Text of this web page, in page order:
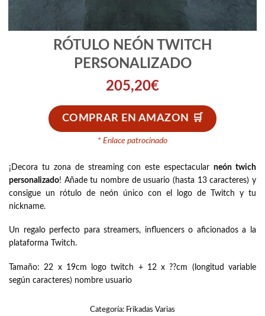
RÓTULO NEÓN TWITCH
PERSONALIZADO
205,20€
COMPRAR EN AMAZON
* Enlace patrocinado
¡Decora tu zona de streaming con este espectacularneón twich
personalizado! Añade tu nombre de usuario (hasta 13 caracteres) y
consigue un rótulo de neón único con el logo de Twitch y tu
nickname.
Un regalo perfecto para streamers, influencers o aficionados a la
plataforma Twitch.
Tamaño: 22 x 19cm logo twitch + 12 x ??cm (longitud variable
según caracteres) nombre usuario
Categoría: Frikadas Varias